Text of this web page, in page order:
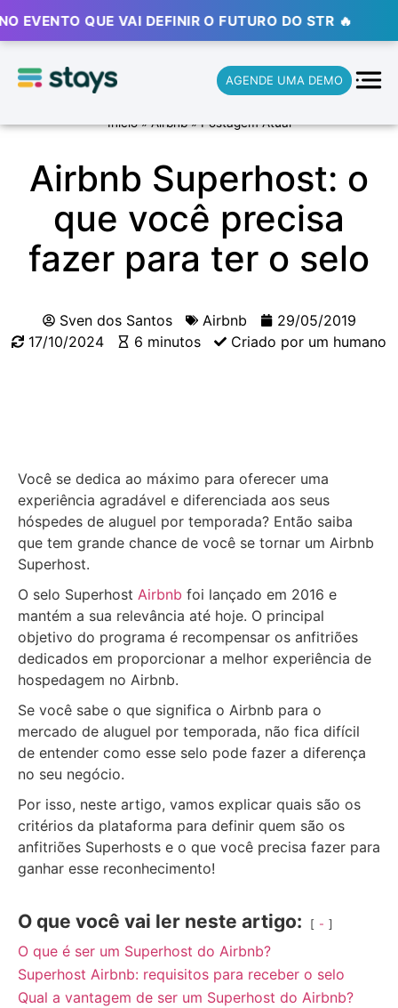
QUE VAI DEFINIR O FUTURO DO STR 🔥 ⚡ ⚡ ⚡
AGENDE UMA DEMO
Início»Airbnb»Postagem Atual
Airbnb Superhost: o
que você precisa
fazer para ter o selo
Sven dos Santos Airbnb
29/05/2019
17/10/2024
6 minutos Criado por um humano
Você se dedica ao máximo para oferecer uma
experiência agradável e diferenciada aos seus
hóspedes de aluguel por temporada? Então saiba
que tem grande chance de você se tornar um Airbnb
Superhost.
O selo Superhost Airbnb foi lançado em 2016 e
mantém a sua relevância até hoje. O principal
objetivo do programa é recompensar os anfitriões
dedicados em proporcionar a melhor experiência de
hospedagem no Airbnb.
Se você sabe o que significa o Airbnb para o
mercado de aluguel por temporada, não fica difícil
de entender como esse selo pode fazer a diferença
no seu negócio.
Por isso, neste artigo, vamos explicar quais são os
critérios da plataforma para definir quem são os
anfitriões Superhosts e o que você precisa fazer para
ganhar esse reconhecimento!
O que você vai ler neste artigo: -
O que é ser um Superhost do Airbnb?
Superhost Airbnb: requisitos para receber o selo
Qual a vantagem de ser um Superhost do Airbnb?